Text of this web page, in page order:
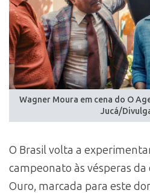
Wagner Moura em cena do O
Jucá/
O Brasil volta a
campeonato às vésperas
Ouro, marcada para este